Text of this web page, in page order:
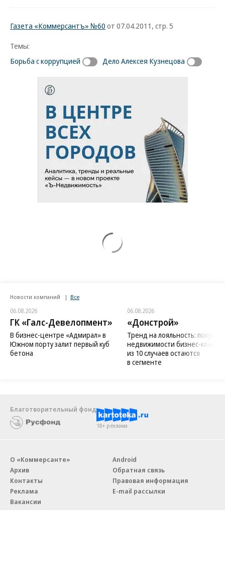
Газета «Коммерсантъ» №60 от 07.04.2011, стр. 5
Темы:
Борьба с коррупцией
Дело Алексея Кузнецова
Новости компаний Все
06.08.2026
ГК «Галс-Девелопмент»
В бизнес-центре «Адмирал» в
Южном порту залит первый куб
бетона
06.08.2026
«Донстрой»
Тренд на лояльность:
недвижимости бизнес-класса
из 10 случаев остаются
в сегменте
Благотворительный фонд
18+ реклама
О «Коммерсанте»
Архив
Контакты
Реклама
Вакансии
Android
Обратная связь
Правовая информация
E-mail рассылки